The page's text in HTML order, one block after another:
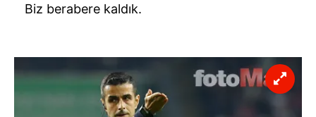
Biz berabere kaldık.